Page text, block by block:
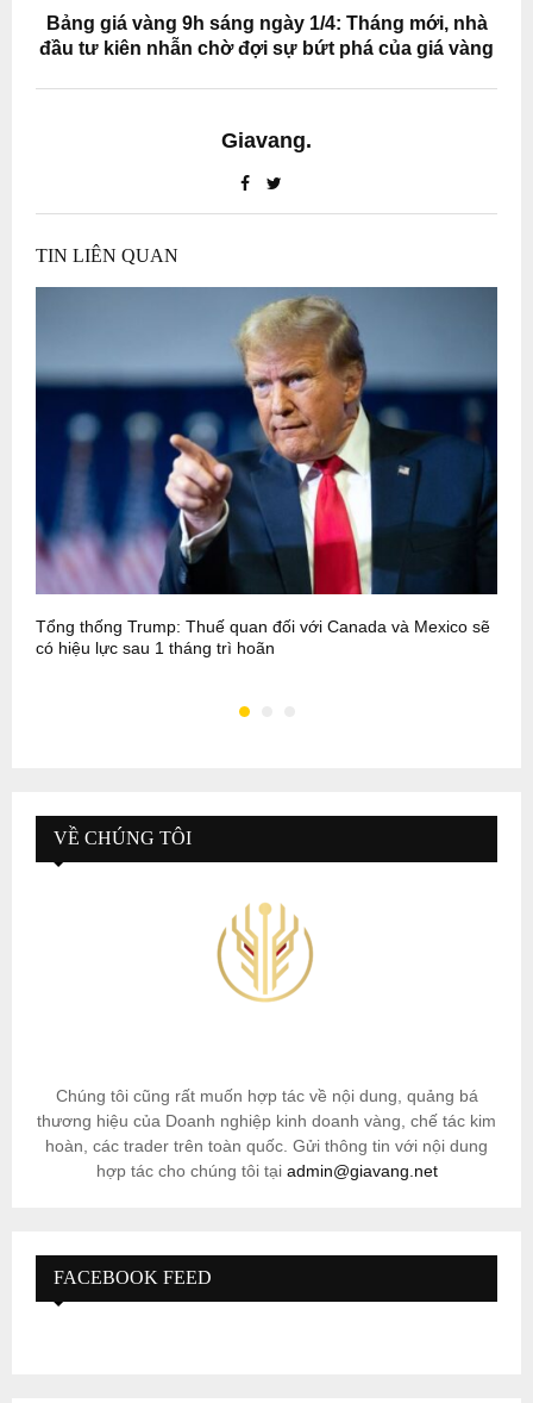
Bảng giá vàng 9h sáng ngày 1/4: Tháng mới, nhà
đầu tư kiên nhẫn chờ đợi sự bứt phá của giá vàng
Giavang.
TIN LIÊN QUAN
Tổng thống Trump: Thuế quan đối với Canada và Mexico sẽ
có hiệu lực sau 1 tháng trì hoãn
VỀ CHÚNG TÔI
Chúng tôi cũng rất muốn hợp tác về nội dung, quảng bá
thương hiệu của Doanh nghiệp kinh doanh vàng, chế tác kim
hoàn, các trader trên toàn quốc. Gửi thông tin với nội dung
hợp tác cho chúng tôi tại admin@giavang.net
FACEBOOK FEED